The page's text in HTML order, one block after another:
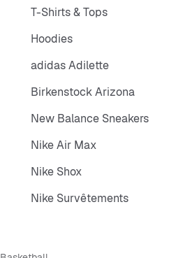
T-Shirts & Tops
Hoodies
adidas Adilette
Birkenstock Arizona
New Balance Sneakers
Nike Air Max
Nike Shox
Nike Survêtements